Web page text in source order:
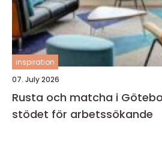
inspiration
07. July 2026
Rusta och matcha i
stödet för arbetssökande